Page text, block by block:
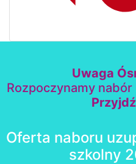
Uwaga
Rozpoczynamy nabór
Oferta naboru
szkolny